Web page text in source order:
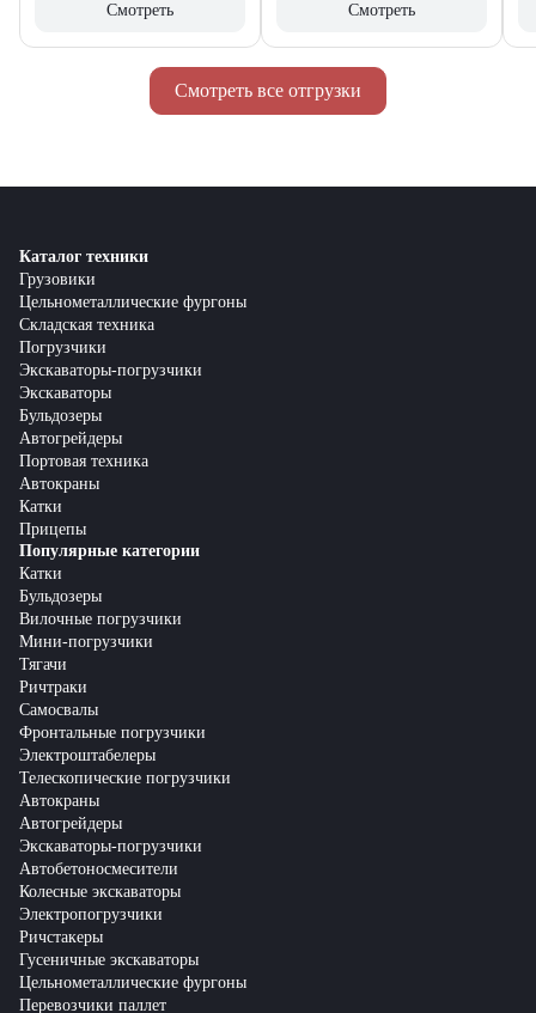
Смотреть все отгрузки
Смотреть Смотреть
Каталог техники
Грузовики
Цельнометаллические фургоны
Складская техника
Погрузчики
Экскаваторы-погрузчики
Экскаваторы
Бульдозеры
Автогрейдеры
Портовая техника
Автокраны
Катки
Прицепы
Популярные категории
Катки
Бульдозеры
Вилочные погрузчики
Мини-погрузчики
Тягачи
Ричтраки
Самосвалы
Фронтальные погрузчики
Электроштабелеры
Телескопические погрузчики
Автокраны
Автогрейдеры
Экскаваторы-погрузчики
Автобетоносмесители
Колесные экскаваторы
Электропогрузчики
Ричстакеры
Гусеничные экскаваторы
Цельнометаллические фургоны
Перевозчики паллет